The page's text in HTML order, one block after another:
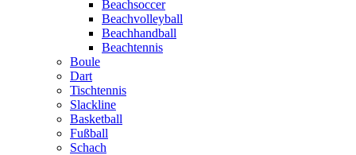
Beachsoccer
Beachvolleyball
Beachhandball
Beachtennis
Boule
Dart
Tischtennis
Slackline
Basketball
Fußball
Schach